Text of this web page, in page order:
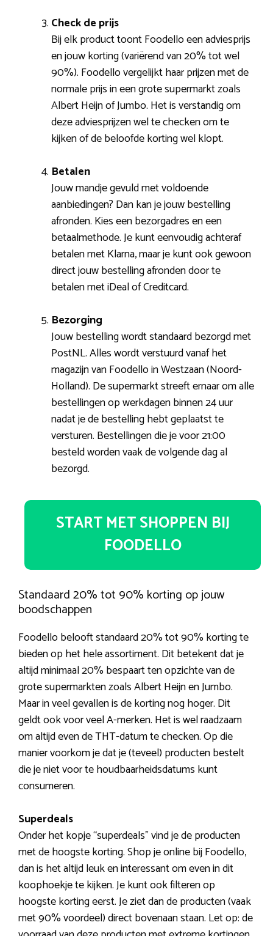
Check de prijs
Bij elk product toont Foodello een adviesprijs
en jouw korting (variërend van 20% tot wel
90%). Foodello vergelijkt haar prijzen met de
normale prijs in een grote supermarkt zoals
Albert Heijn of Jumbo. Het is verstandig om
deze adviesprijzen wel te checken om te
kijken of de beloofde korting wel klopt.
Betalen
Jouw mandje gevuld met voldoende
aanbiedingen? Dan kan je jouw bestelling
afronden. Kies een bezorgadres en een
betaalmethode. Je kunt eenvoudig achteraf
betalen met Klarna, maar je kunt ook gewoon
direct jouw bestelling afronden door te
betalen met iDeal of Creditcard.
Bezorging
Jouw bestelling wordt standaard bezorgd met
PostNL. Alles wordt verstuurd vanaf het
magazijn van Foodello in Westzaan (Noord-
Holland). De supermarkt streeft ernaar om alle
bestellingen op werkdagen binnen 24 uur
nadat je de bestelling hebt geplaatst te
versturen. Bestellingen die je voor 21:00
besteld worden vaak de volgende dag al
bezorgd.
START MET SHOPPEN BIJ
FOODELLO
Standaard 20% tot 90% korting op jouw
boodschappen
Foodello belooft standaard 20% tot 90% korting te
bieden op het hele assortiment. Dit betekent dat je
altijd minimaal 20% bespaart ten opzichte van de
grote supermarkten zoals Albert Heijn en Jumbo.
Maar in veel gevallen is de korting nog hoger. Dit
geldt ook voor veel A-merken. Het is wel raadzaam
om altijd even de THT-datum te checken. Op die
manier voorkom je dat je (teveel) producten bestelt
die je niet voor te houdbaarheidsdatums kunt
consumeren.
Superdeals
Onder het kopje “superdeals” vind je de producten
met de hoogste korting. Shop je online bij Foodello,
dan is het altijd leuk en interessant om even in dit
koophoekje te kijken. Je kunt ook filteren op
hoogste korting eerst. Je ziet dan de producten (vaak
met 90% voordeel) direct bovenaan staan. Let op: de